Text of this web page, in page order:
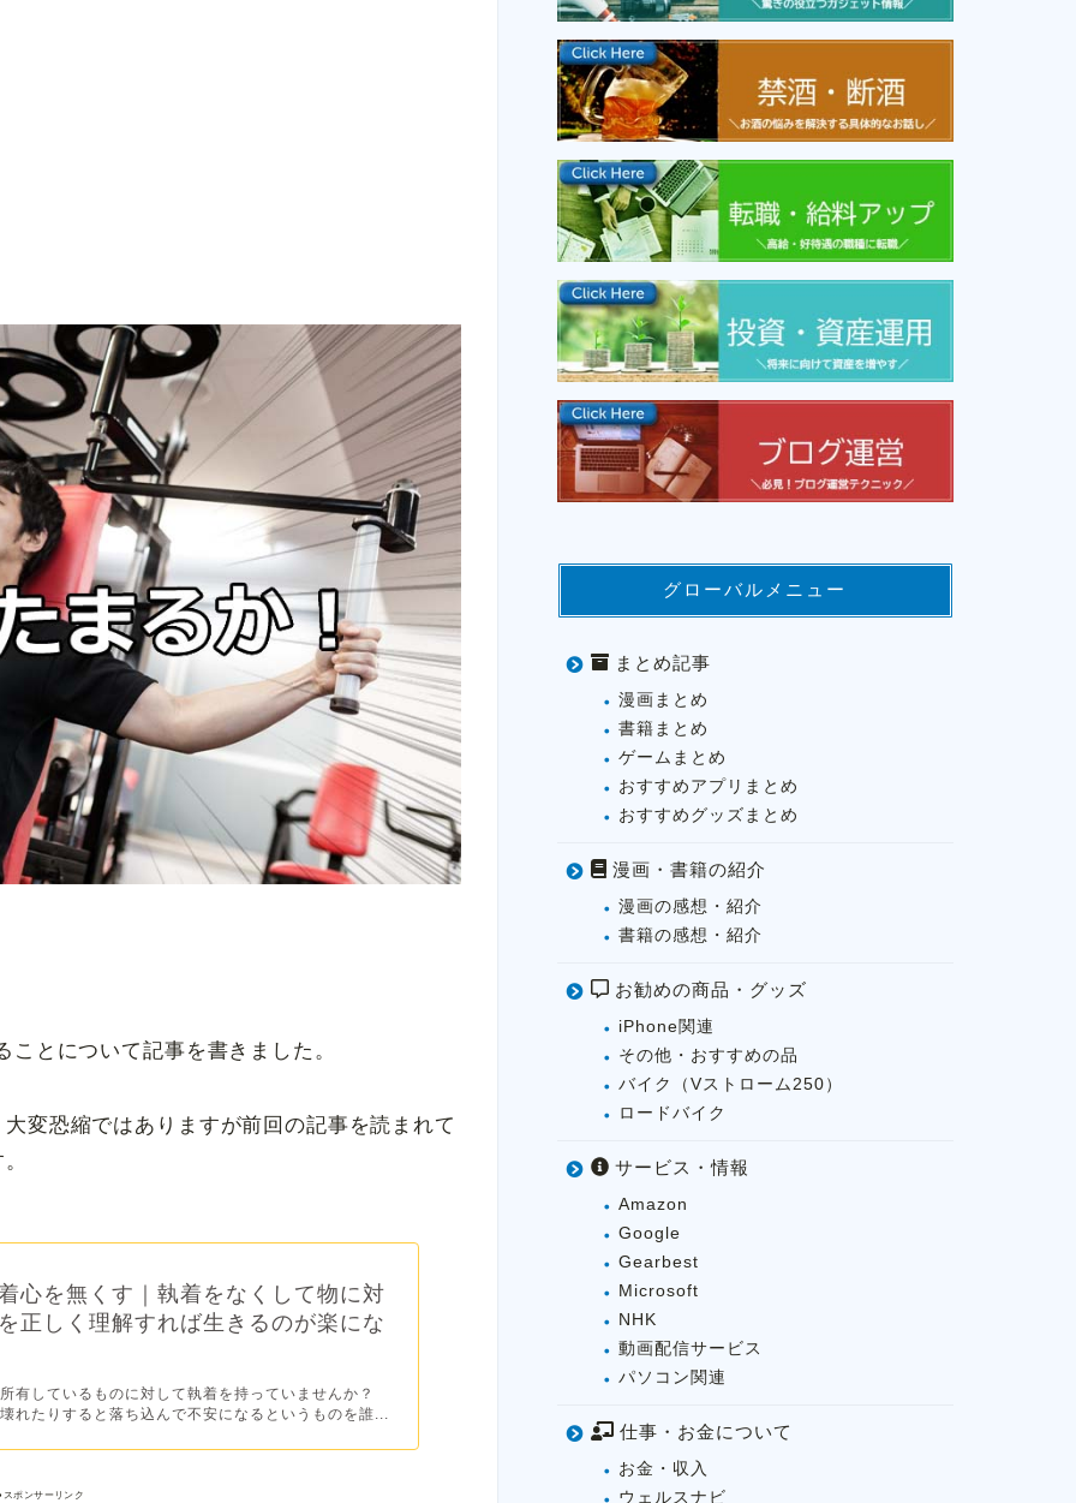
とについて記事を書きました。
変恐縮ではありますが前回の記事を読まれて
心を無くす｜執着をなくして物に対
正しく理解すれば生きるのが楽にな
有しているものに対して執着を持っていませんか？
れたりすると落ち込んで不安になるというものを誰...
スポンサーリンク
グローバルメニュー
まとめ記事
漫画まとめ
書籍まとめ
ゲームまとめ
おすすめアプリまとめ
おすすめグッズまとめ
漫画・書籍の紹介
漫画の感想・紹介
書籍の感想・紹介
お勧めの商品・グッズ
iPhone関連
その他・おすすめの品
バイク（Vストローム250）
ロードバイク
サービス・情報
Amazon
Google
Gearbest
Microsoft
NHK
動画配信サービス
パソコン関連
仕事・お金について
お金・収入
ウェルスナビ